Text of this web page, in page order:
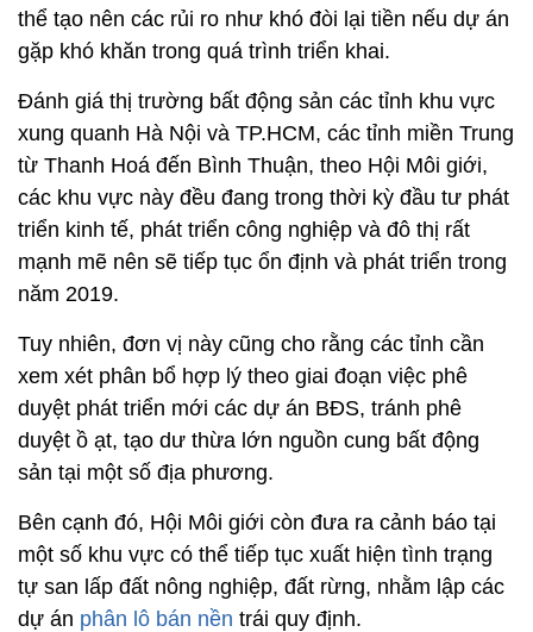
thể tạo nên các rủi ro như khó đòi lại tiền nếu dự án
gặp khó khăn trong quá trình triển khai.
Đánh giá thị trường bất động sản các tỉnh khu vực
xung quanh Hà Nội và TP.HCM, các tỉnh miền Trung
từ Thanh Hoá đến Bình Thuận, theo Hội Môi giới,
các khu vực này đều đang trong thời kỳ đầu tư phát
triển kinh tế, phát triển công nghiệp và đô thị rất
mạnh mẽ nên sẽ tiếp tục ổn định và phát triển trong
năm 2019.
Tuy nhiên, đơn vị này cũng cho rằng các tỉnh cần
xem xét phân bổ hợp lý theo giai đoạn việc phê
duyệt phát triển mới các dự án BĐS, tránh phê
duyệt ồ ạt, tạo dư thừa lớn nguồn cung bất động
sản tại một số địa phương.
Bên cạnh đó, Hội Môi giới còn đưa ra cảnh báo tại
một số khu vực có thể tiếp tục xuất hiện tình trạng
tự san lấp đất nông nghiệp, đất rừng, nhằm lập các
dự án phân lô bán nền trái quy định.